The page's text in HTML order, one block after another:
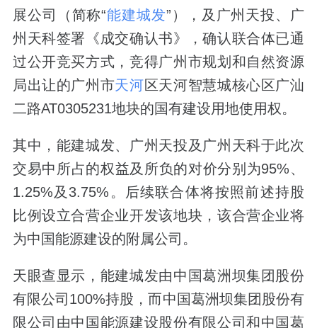
展公司（简称“能建城发”），及广州天投、广
州天科签署《成交确认书》，确认联合体已通
过公开竞买方式，竞得广州市规划和自然资源
局出让的广州市天河区天河智慧城核心区广汕
二路AT0305231地块的国有建设用地使用权。
其中，能建城发、广州天投及广州天科于此次
交易中所占的权益及所负的对价分别为95%、
1.25%及3.75%。后续联合体将按照前述持股
比例设立合营企业开发该地块，该合营企业将
为中国能源建设的附属公司。
天眼查显示，能建城发由中国葛洲坝集团股份
有限公司100%持股，而中国葛洲坝集团股份有
限公司由中国能源建设股份有限公司和中国葛